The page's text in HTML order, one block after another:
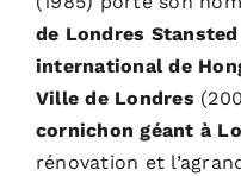
de Londres Stansted
international de
Ville de Londres
cornichon géant à
rénovation et